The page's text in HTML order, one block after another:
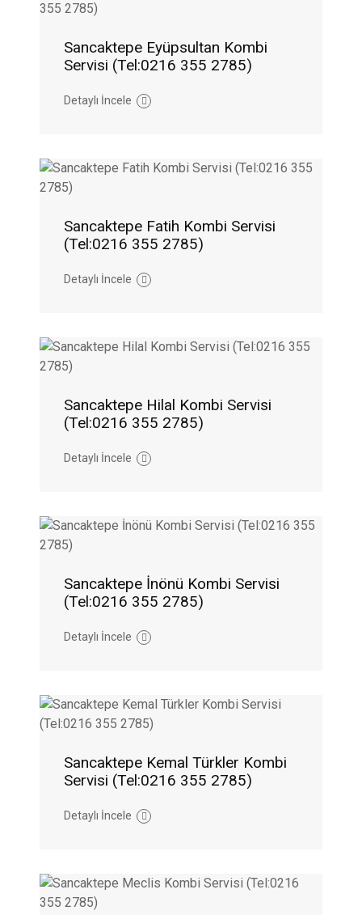
Sancaktepe Eyüpsultan Kombi
Servisi (Tel:0216 355 2785)
Detaylı İncele
Sancaktepe Fatih Kombi Servisi
(Tel:0216 355 2785)
Detaylı İncele
Sancaktepe Hilal Kombi Servisi
(Tel:0216 355 2785)
Detaylı İncele
Sancaktepe İnönü Kombi Servisi
(Tel:0216 355 2785)
Detaylı İncele
Sancaktepe Kemal Türkler Kombi
Servisi (Tel:0216 355 2785)
Detaylı İncele